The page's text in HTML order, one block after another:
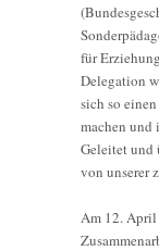
für
Delegation
sich so
machen und
Geleitet und
von unserer
Am 12. April